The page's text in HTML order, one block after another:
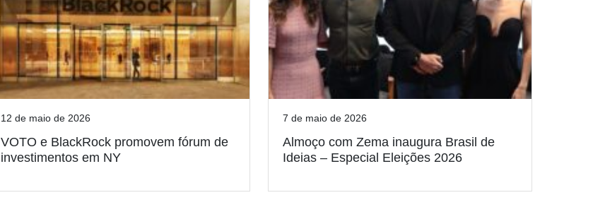
12 de maio de 2026
VOTO e BlackRock promovem fórum de
investimentos em NY
7 de maio de 2026
Almoço com Zema inaugura Brasil de
Ideias – Especial Eleições 2026